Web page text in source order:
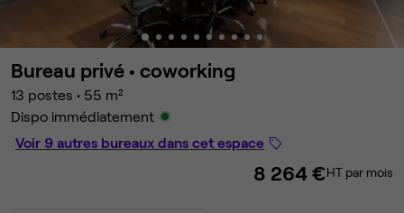
Bureau privé • coworking
13 postes • 55 m²
Dispo immédiatement
Voir 9 autres bureaux dans cet espace
8 264 €HT par mois